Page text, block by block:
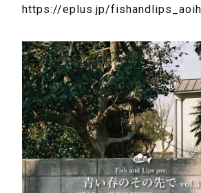
https://eplus.jp/